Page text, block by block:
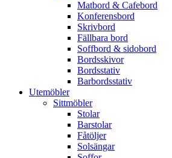
Matbord & Cafebord
Konferensbord
Skrivbord
Fällbara bord
Soffbord & sidobord
Bordsskivor
Bordsstativ
Barbordsstativ
Utemöbler
Sittmöbler
Stolar
Barstolar
Fåtöljer
Solsängar